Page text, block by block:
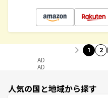
1 2
AD
AD
人気の国と地域から探す